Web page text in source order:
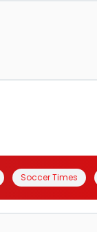
Soccer Times